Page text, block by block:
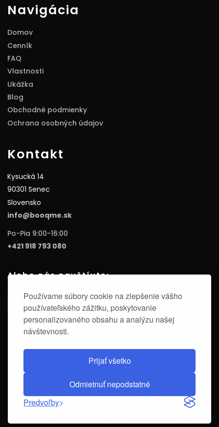
Používame súbory cookie na zlepšenie vášho
používateľského zážitku, poskytovanie
personalizovaného obsahu a analýzu našej
návštevnosti.
Prijať všetko
Odmietnuť nepodstatné
Predvoľby
Navigácia
Domov
Cenník
FAQ
Vlastnosti
Ukážka
Blog
Obchodné podmienky
Ochrana osobných údajov
Kontakt
Kysucká 14
90301 Senec
Slovensko
info@booqme.sk
Po-Pia 9:00-16:00
+421 918 793 080
Alebo nás navštívte: